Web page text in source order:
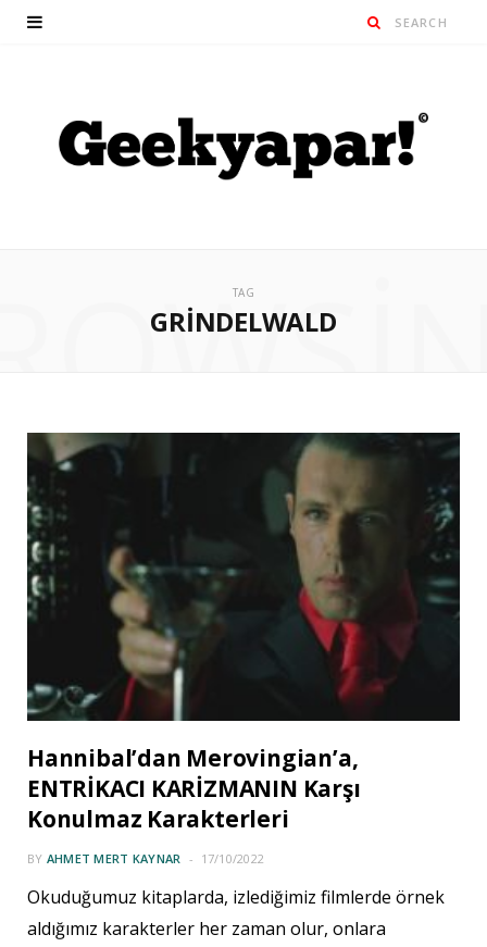
TAG
GRINDELWALD
Hannibal’dan Merovingian’a,
ENTRİKACI KARİZMANIN Karşı
Konulmaz Karakterleri
BY AHMET MERT KAYNAR 17/10/2022
Okuduğumuz kitaplarda, izlediğimiz filmlerde örnek
aldığımız karakterler her zaman olur, onlara